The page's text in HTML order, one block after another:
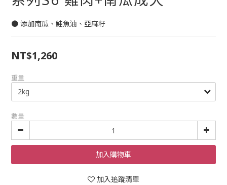
● 添加南瓜、鮭魚油、亞麻籽
NT$1,260
重量
數量
加入購物車
加入追蹤清單